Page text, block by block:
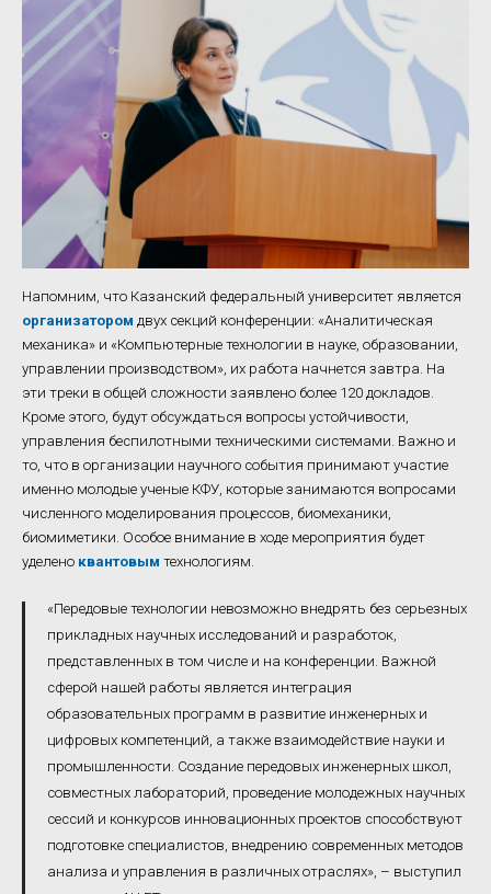
Напомним, что Казанский федеральный университет является
организатором двух секций конференции: «Аналитическая
механика» и «Компьютерные технологии в науке, образовании,
управлении производством», их работа начнется завтра. На
эти треки в общей сложности заявлено более 120 докладов.
Кроме этого, будут обсуждаться вопросы устойчивости,
управления беспилотными техническими системами. Важно и
то, что в организации научного события принимают участие
именно молодые ученые КФУ, которые занимаются вопросами
численного моделирования процессов, биомеханики,
биомиметики. Особое внимание в ходе мероприятия будет
уделено квантовым технологиям.
«Передовые технологии невозможно внедрять без серьезных
прикладных научных исследований и разработок,
представленных в том числе и на конференции. Важной
сферой нашей работы является интеграция
образовательных программ в развитие инженерных и
цифровых компетенций, а также взаимодействие науки и
промышленности. Создание передовых инженерных школ,
совместных лабораторий, проведение молодежных научных
сессий и конкурсов инновационных проектов способствуют
подготовке специалистов, внедрению современных методов
анализа и управления в различных отраслях», – выступил